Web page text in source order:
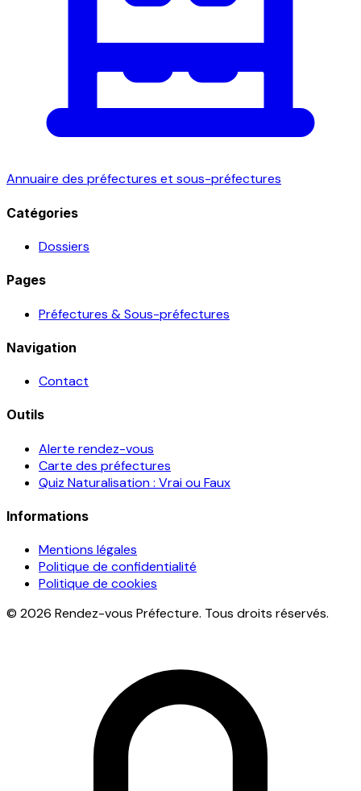
Annuaire des préfectures et sous-préfectures
Catégories
Dossiers
Pages
Préfectures & Sous-préfectures
Navigation
Contact
Outils
Alerte rendez-vous
Carte des préfectures
Quiz Naturalisation : Vrai ou Faux
Informations
Mentions légales
Politique de confidentialité
Politique de cookies
© 2026 Rendez-vous Préfecture. Tous droits réservés.